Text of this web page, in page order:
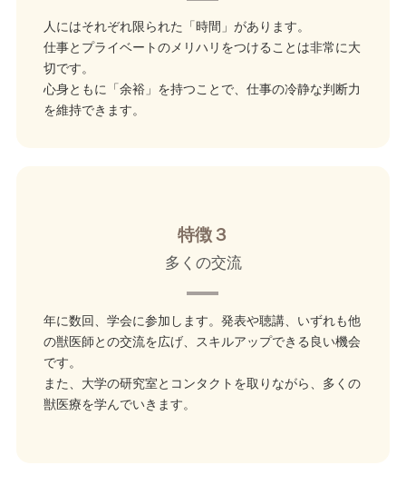
人にはそれぞれ限られた「時間」があります。
仕事とプライベートのメリハリをつけることは非常に大
切です。
心身ともに「余裕」を持つことで、仕事の冷静な判断力
を維持できます。
特徴３
多くの交流
年に数回、学会に参加します。発表や聴講、いずれも他
の獣医師との交流を広げ、スキルアップできる良い機会
です。
また、大学の研究室とコンタクトを取りながら、多くの
獣医療を学んでいきます。